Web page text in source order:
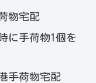
物宅配
に手荷物1個を
手荷物宅配